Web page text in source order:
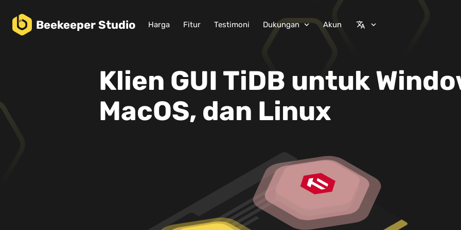
BeekeeperStudio Harga Fitur Testimoni Dukungan expand_more Akun translate expand_more
Klien GUI TiDB untuk
MacOS, dan Linux